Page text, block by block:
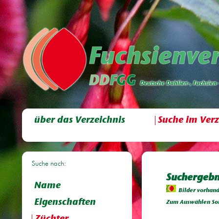
über das Verzeichnis Suche im
Suche nach:
Name
Eigenschaften
Bilder
Zum Auswählen